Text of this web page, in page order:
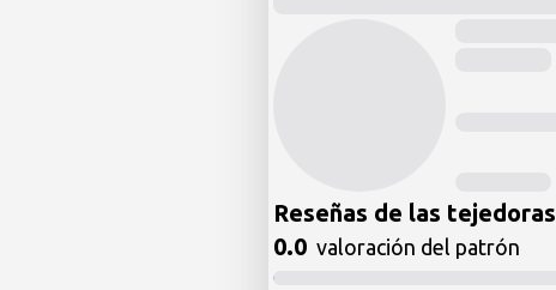
Reseñas de las tejedoras
0.0 valoración del patrón